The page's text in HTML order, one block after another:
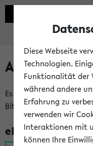
Anmeldung
Es gibt mehrere
Bitte wählen Sie die für
eKVV für
Diese Webseite
Technologien.
Funktionalität der
während andere
Erfahrung zu
verwenden wir
Interaktionen mit
können Ihre